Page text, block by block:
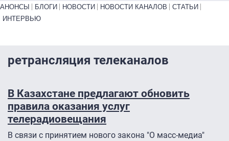
Primary links bottom
АНОНСЫ БЛОГИ НОВОСТИ НОВОСТИ КАНАЛОВ
СТАТЬИ
ИНТЕРВЬЮ
ретрансляция телеканалов
В Казахстане предлагают обновить
правила оказания услуг
телерадиовещания
В связи с принятием нового закона "О масс-медиа"